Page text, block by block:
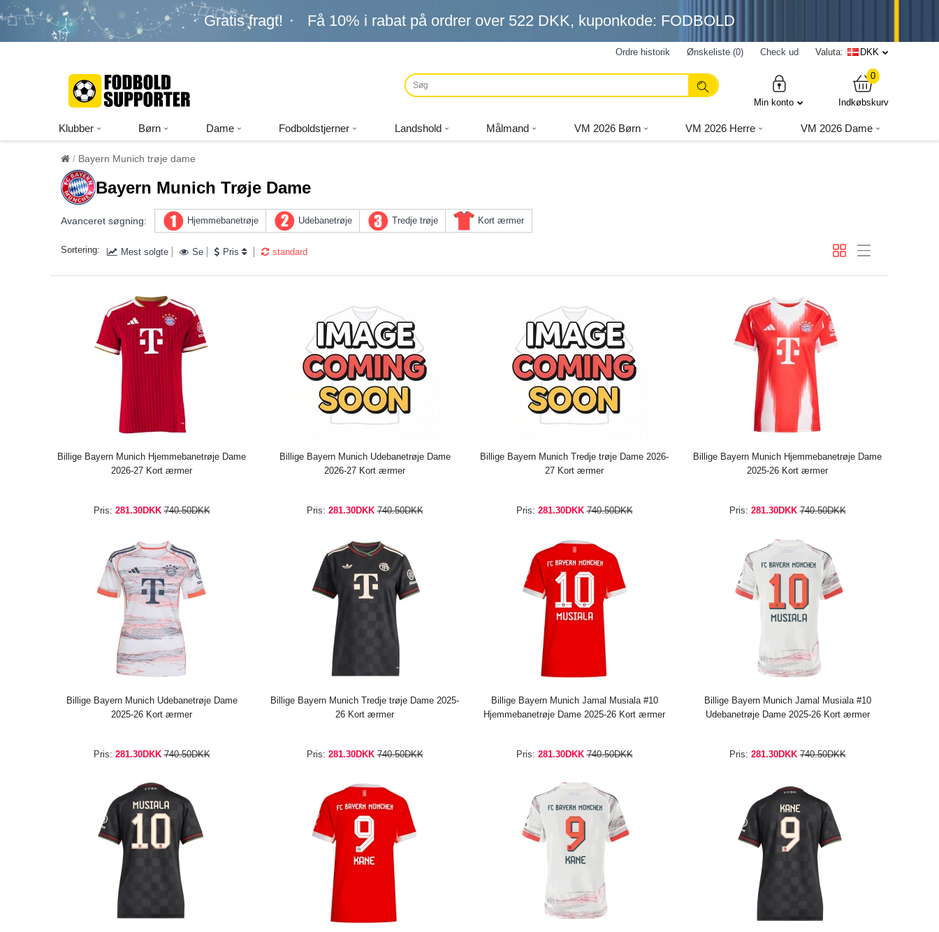
Gratis fragt! Få 10% i rabat på ordrer over 522 DKK, kuponkode: FODBOLD
Ordre historik Ønskeliste (0) Check ud Valuta: DKK
Min konto
0
Indkøbskurv
Klubber Børn Dame Fodboldstjerner Landshold Målmand VM 2026 Børn VM 2026 Herre VM 2026 Dame
Bayern Munich trøje dame
Bayern Munich Trøje Dame
Avanceret søgning: Hjemmebanetrøje Udebanetrøje Tredje trøje Kort ærmer
Sortering: Mest solgte Se Pris standard
Billige Bayern Munich Hjemmebanetrøje Dame
2026-27 Kort ærmer
Pris: 281.30DKK 740.50DKK
Billige Bayern Munich Udebanetrøje Dame
2026-27 Kort ærmer
Pris: 281.30DKK 740.50DKK
Billige Bayern Munich Tredje trøje Dame 2026-
27 Kort ærmer
Pris: 281.30DKK 740.50DKK
Billige Bayern Munich Hjemmebanetrøje Dame
2025-26 Kort ærmer
Pris: 281.30DKK 740.50DKK
Billige Bayern Munich Udebanetrøje Dame
2025-26 Kort ærmer
Pris: 281.30DKK 740.50DKK
Billige Bayern Munich Tredje trøje Dame 2025-
26 Kort ærmer
Pris: 281.30DKK 740.50DKK
Billige Bayern Munich Jamal Musiala #10
Hjemmebanetrøje Dame 2025-26 Kort ærmer
Pris: 281.30DKK 740.50DKK
Billige Bayern Munich Jamal Musiala #10
Udebanetrøje Dame 2025-26 Kort ærmer
Pris: 281.30DKK 740.50DKK